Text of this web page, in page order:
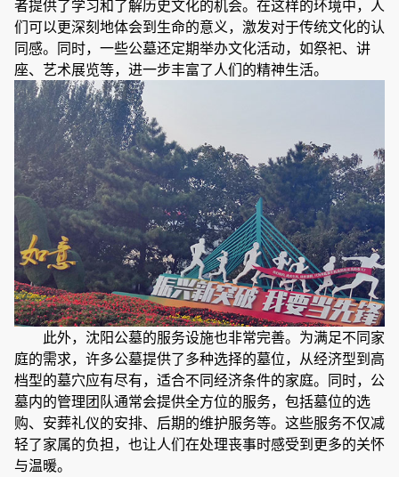
者提供了学习和了解历史文化的机会。在这样的环境中，人
们可以更深刻地体会到生命的意义，激发对于传统文化的认
同感。同时，一些公墓还定期举办文化活动，如祭祀、讲
座、艺术展览等，进一步丰富了人们的精神生活。
此外，沈阳公墓的服务设施也非常完善。为满足不同家
庭的需求，许多公墓提供了多种选择的墓位，从经济型到高
档型的墓穴应有尽有，适合不同经济条件的家庭。同时，公
墓内的管理团队通常会提供全方位的服务，包括墓位的选
购、安葬礼仪的安排、后期的维护服务等。这些服务不仅减
轻了家属的负担，也让人们在处理丧事时感受到更多的关怀
与温暖。